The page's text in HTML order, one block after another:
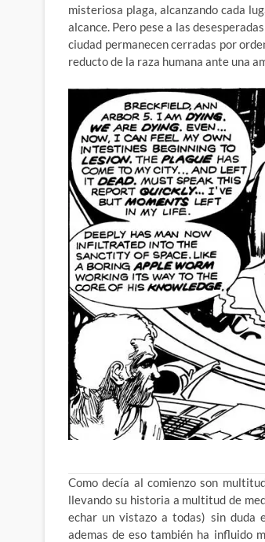
misteriosa plaga, alcanzando cada
alcance. Pero pese a las
ciudad permanecen cerradas por
reducto de la raza humana ante una
Como decía al comienzo son
llevando su historia a multitud de
echar un vistazo a todas) sin duda
ademas de eso también ha influido